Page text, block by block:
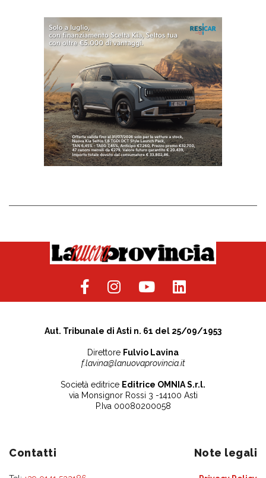
Aut. Tribunale di Asti n. 61 del 25/09/1953
Direttore Fulvio Lavina
f.lavina@lanuovaprovincia.it
Società editrice Editrice OMNIA S.r.l.
via Monsignor Rossi 3 -14100 Asti
P.Iva 00080200058
Contatti Note legali